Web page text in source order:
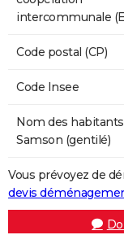
intercommunale
Code postal (CP)
Code Insee
Nom des
Samson (gentilé)
Vous prévoyez de
devis